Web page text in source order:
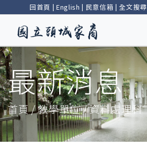
回首頁 | English | 民意信箱 |全文搜尋
最新消息
首頁 / 教學單位 / 資料處理科